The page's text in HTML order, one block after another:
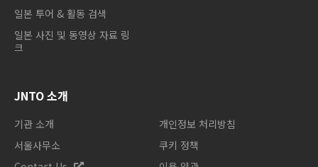
일본 투어 & 활동 검색
일본 사진 및 동영상 자료 링
크
JNTO 소개
기관 소개
서울사무소
개인정보 처리방침
쿠키 정책